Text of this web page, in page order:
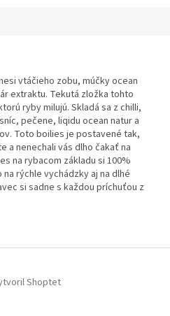
vtáčieho zobu, múčkyocean
extraktu. Tekutá zložka tohto
rybymilujú. Skladá sa z chilli,
, pečene, liqidu ocean natur a
. Toto boilies je postavené tak,
a nenechali vás dlho čakať na
na rybacom základu si 100%
narýchle vychádzky aj na dlhé
si sadne s každou príchuťou z
Shoptet